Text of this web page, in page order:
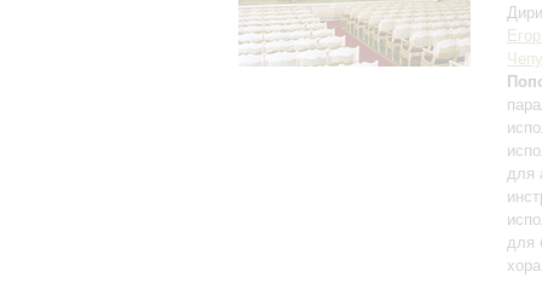
для
для